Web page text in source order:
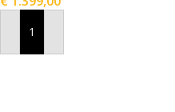
In Winkelwagen